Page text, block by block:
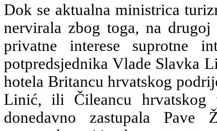
Dok se aktualna ministrica
nervirala zbog toga, na
privatne interese suprotne
potpredsjednika Vlade Slavka
hotela Britancu hrvatskog
Linić, ili Čileancu hrvatskog
donedavno zastupala